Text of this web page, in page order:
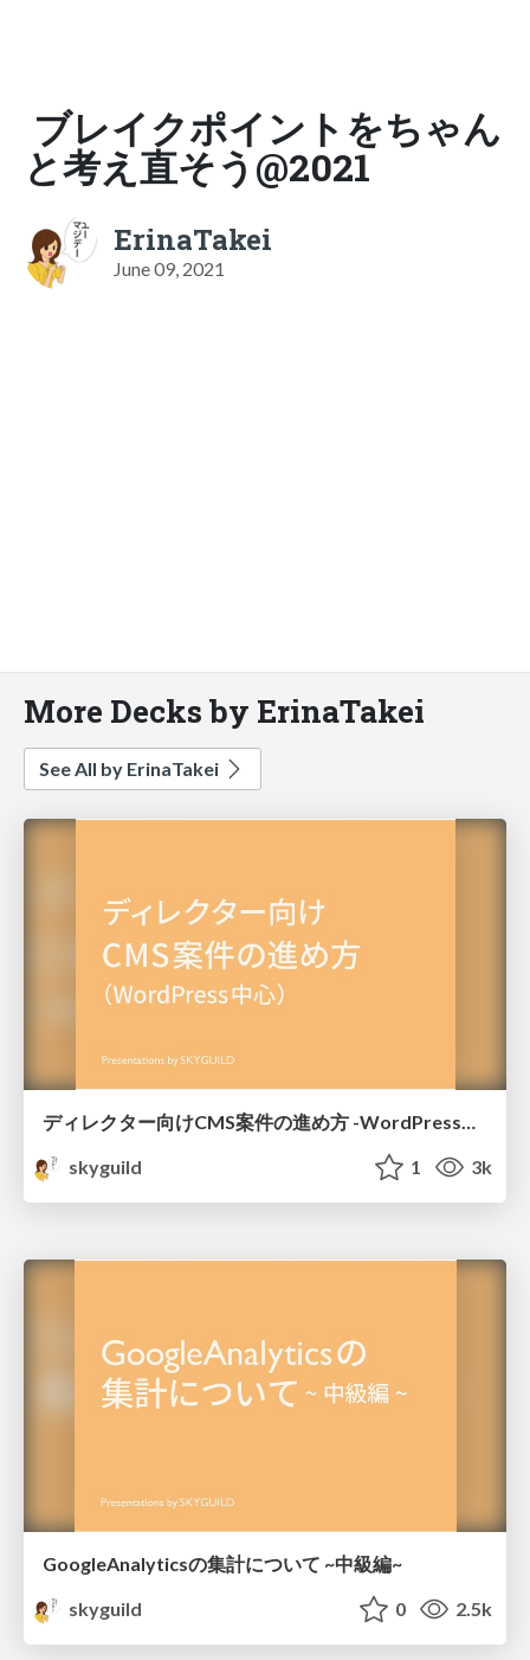
ブレイクポイントをちゃん
と考え直そう@2021
ErinaTakei
June 09, 2021
More Decks by ErinaTakei
See All by ErinaTakei
ディレクター向けCMS案件の進め方 -WordPress中心-
skyguild
1 3k
GoogleAnalyticsの集計について ~中級編~
skyguild
0 2.5k